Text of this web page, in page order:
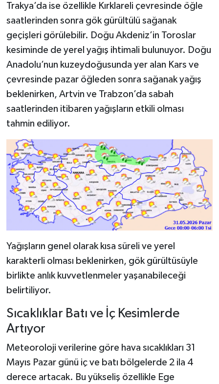
Trakya’da ise özellikle Kırklareli çevresinde öğle
saatlerinden sonra gök gürültülü sağanak
geçişleri görülebilir. Doğu Akdeniz’in Toroslar
kesiminde de yerel yağış ihtimali bulunuyor. Doğu
Anadolu’nun kuzeydoğusunda yer alan Kars ve
çevresinde pazar öğleden sonra sağanak yağış
beklenirken, Artvin ve Trabzon’da sabah
saatlerinden itibaren yağışların etkili olması
tahmin ediliyor.
Yağışların genel olarak kısa süreli ve yerel
karakterli olması beklenirken, gök gürültüsüyle
birlikte anlık kuvvetlenmeler yaşanabileceği
belirtiliyor.
Sıcaklıklar Batı ve İç Kesimlerde
Artıyor
Meteoroloji verilerine göre hava sıcaklıkları 31
Mayıs Pazar günü iç ve batı bölgelerde 2 ila 4
derece artacak. Bu yükseliş özellikle Ege